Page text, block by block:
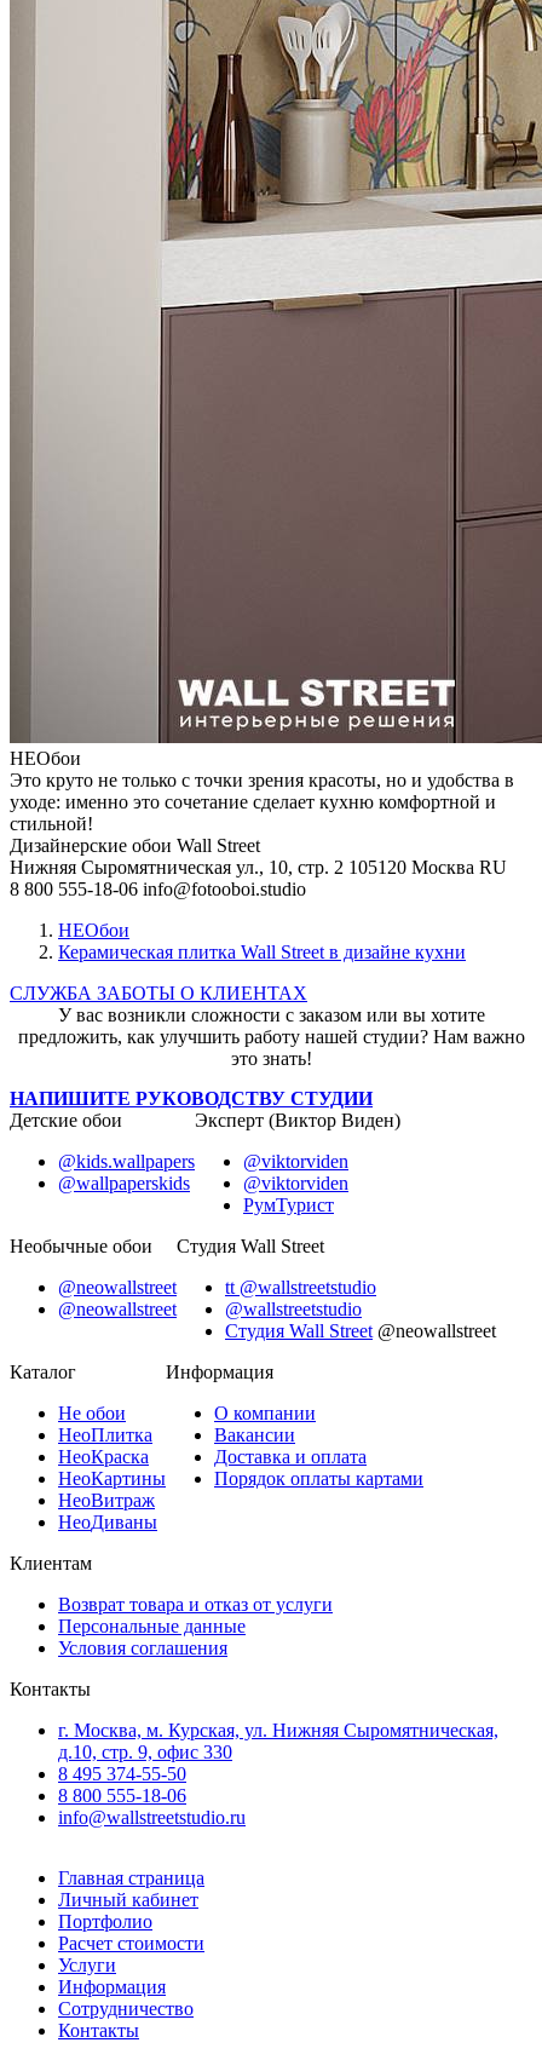
НЕОбои
Это круто не только с точки зрения красоты, но и удобства в
уходе: именно это сочетание сделает кухню комфортной и
стильной!
Дизайнерские обои Wall Street
Нижняя Сыромятническая ул., 10, стр. 2 105120 Москва RU
8 800 555-18-06 info@fotooboi.studio
НЕОбои
Керамическая плитка Wall Street в дизайне кухни
СЛУЖБА ЗАБОТЫ О КЛИЕНТАХ
У вас возникли сложности с заказом или вы хотите
предложить, как улучшить работу нашей студии? Нам важно
это знать!
НАПИШИТЕ РУКОВОДСТВУ СТУДИИ
Детские обои
@kids.wallpapers
@wallpaperskids
Эксперт (Виктор Виден)
@viktorviden
@viktorviden
РумТурист
Необычные обои
@neowallstreet
@neowallstreet
Студия Wall Street
tt @wallstreetstudio
@wallstreetstudio
Студия Wall Street @neowallstreet
Каталог
Не обои
НеоПлитка
НеоКраска
НеоКартины
НеоВитраж
НеоДиваны
Информация
О компании
Вакансии
Доставка и оплата
Порядок оплаты картами
Клиентам
Возврат товара и отказ от услуги
Персональные данные
Условия соглашения
Контакты
г. Москва, м. Курская, ул. Нижняя Сыромятническая,
д.10, стр. 9, офис 330
8 495 374-55-50
8 800 555-18-06
info@wallstreetstudio.ru
Главная страница
Личный кабинет
Портфолио
Расчет стоимости
Услуги
Информация
Сотрудничество
Контакты